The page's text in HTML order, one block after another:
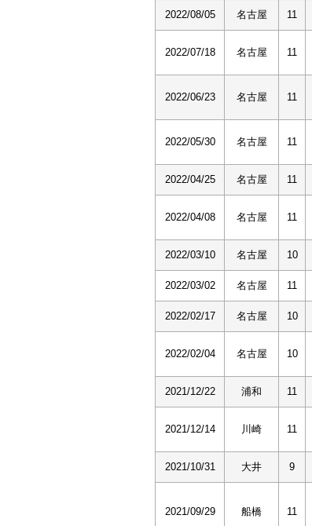
2022/08/05 名古屋 11
2022/07/18 名古屋 11
2022/06/23 名古屋 11
2022/05/30 名古屋 11
2022/04/25 名古屋 11
2022/04/08 名古屋 11
2022/03/10 名古屋 10
2022/03/02 名古屋 11
2022/02/17 名古屋 10
2022/02/04 名古屋 10
2021/12/22 浦和 11
2021/12/14 川崎 11
2021/10/31 大井 9
2021/09/29 船橋 11